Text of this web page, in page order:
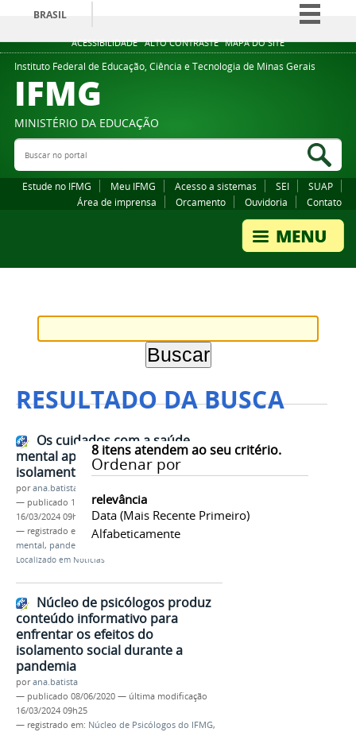
ACESSIBILIDADE ALTO CONTRASTE MAPA DO SITE
BRASIL
Simplifique!
Comunica BR
Legislação
Instituto Federal de Educação, Ciência e Tecnologia de Minas Gerais
IFMG
MINISTÉRIO DA EDUCAÇÃO
Buscar no portal
Estude no IFMG Meu IFMG Acesso a sistemas SEI
SUAP
Área de imprensa
Orcamento Ouvidoria Contato
RESULTADO DA BUSCA
8itens atendem ao seu critério.
Ordenar por
relevância
Data (mais Recente Primeiro)
Alfabeticamente
Os cuidados com a saúde
mental após 4 meses de
isolamento social
porana.batista
— publicado 17/07/2020—última modificação
16/03/2024 09h03
— registrado em:
NUPSI,isolamento social
mental, pandemia
Localizado em Notícias
Núcleo de psicólogos produz
conteúdo informativo para
enfrentar os efeitos do
isolamento social durante a
pandemia
porana.batista
— publicado 08/06/2020 — última modificação
16/03/2024 09h25
— registrado em: Núcleo de Psicólogos do IFMG,